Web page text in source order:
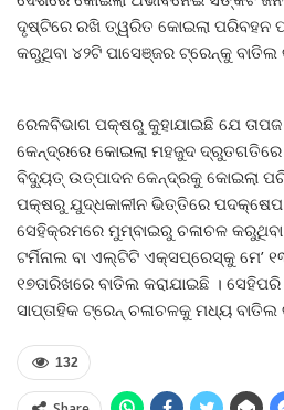
ଦୃଷ୍ଟିରେ ରଖି ତ୍ୱରିତ କୋଇଲା ପରିବହନ
କରୁଥିବା ୪୨ଟି ପାସେଞ୍ଜର ଟ୍ରେନ୍‍କୁ ବାତିଲ
ରେଳବିଭାଗ ପକ୍ଷରୁ କୁହାଯାଇଛି ଯେ
କେନ୍ଦ୍ରରେ କୋଇଲା ମହଜୁଦ ଦ୍ରୁତଗତିରେ
ବିଦ୍ୟୁତ୍‍ ଉତ୍ପାଦନ କେନ୍ଦ୍ରକୁ କୋଇଲା
ପକ୍ଷରୁ ଯୁଦ୍ଧକାଳୀନ ଭିତ୍ତିରେ ପଦକ୍ଷେପ
ସେହିକ୍ରମରେ ମୁମ୍ବାଇରୁ ଚଳାଚଳ
ଟର୍ମିନାଲ ବା ଏଲ୍‍ଟିଟି ଏକ୍ସପ୍ରେସ୍‍କୁ ମେ’
୧୭ତାରିଖରେ ବାତିଲ କରାଯାଇଛି ।
ସାପ୍ତାହିକ ଟ୍ରେନ୍‍ ଚଳାଚଳକୁ ମଧ୍ୟ ବାତିଲ
132